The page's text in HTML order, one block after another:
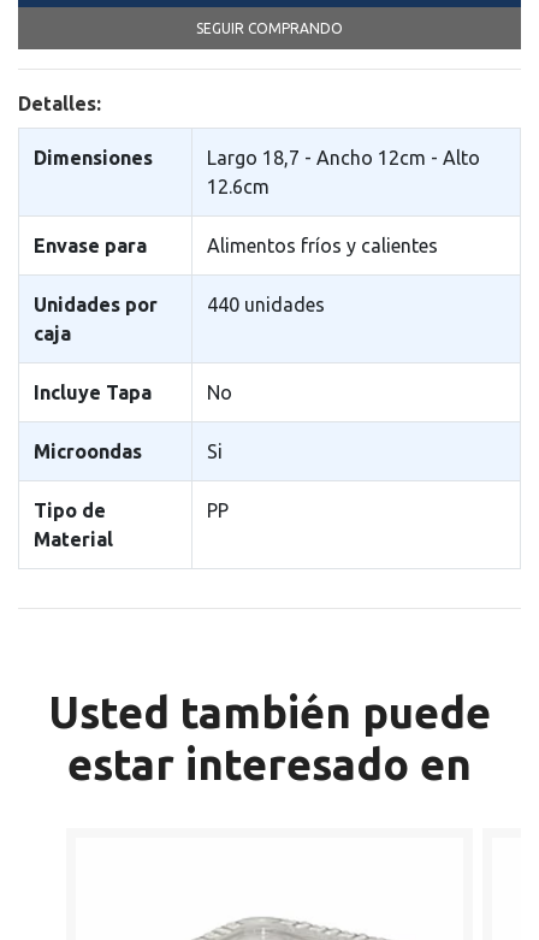
SEGUIR COMPRANDO
Detalles:
Dimensiones
Largo 18,7 - Ancho 12cm - Alto
12.6cm
Envase para Alimentos fr­íos y calientes
Unidades por
caja
440 unidades
Incluye Tapa No
Microondas Si
Tipo de
Material
PP
Usted también puede
estar interesado en